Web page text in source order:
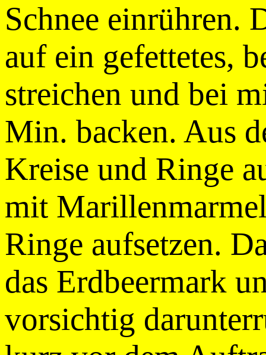
Schnee einrühren.
auf ein gefettetes,
streichen und bei
Min. backen. Aus
Kreise und Ringe
mit
Ringe aufsetzen.
das Erdbeermark
vorsichtig